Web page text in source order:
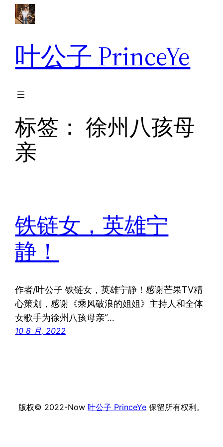
叶公子 PrinceYe
标签：徐州八孩母
亲
铁链女，英雄宁
静！
作者/叶公子 铁链女，英雄宁静！感谢芒果TV精
心策划，感谢《乘风破浪的姐姐》主持人和全体
女歌手为徐州八孩母亲“…
10 8 月, 2022
版权© 2022-Now 叶公子 PrinceYe 保留所有权利。